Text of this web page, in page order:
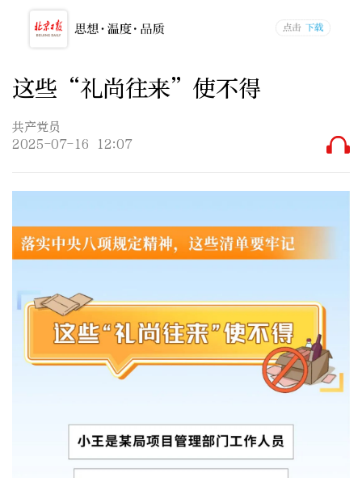
这些“礼尚往来”使不得
共产党员
2025-07-16 12:07